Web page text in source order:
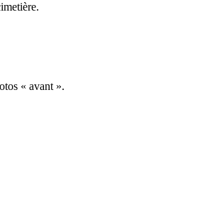
« avant ».